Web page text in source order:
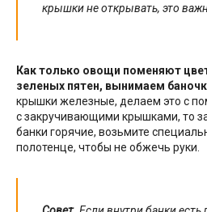
крышки не открывать, это
Как только овощи поменяют
зеленых пятен, вынимаем
крышки железные, делаем это с
с закручивающими крышками, то
банки горячие, возьмите
полотенце, чтобы не обжечь руки.